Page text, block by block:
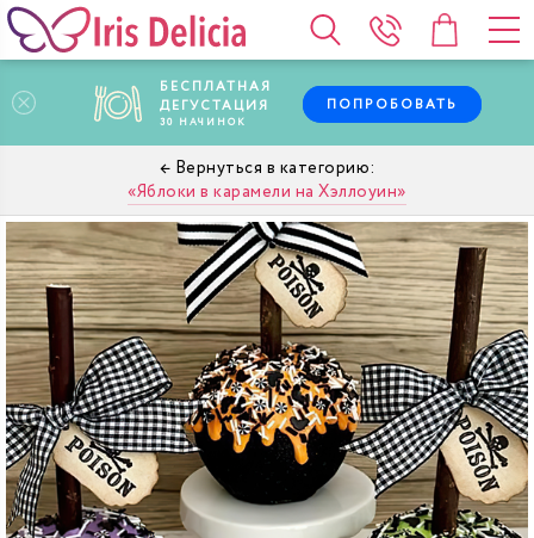
БЕСПЛАТНАЯ
ДЕГУСТАЦИЯ
30 НАЧИНОК
ПОПРОБОВАТЬ
Яблоки в карамели на Хэллоуин